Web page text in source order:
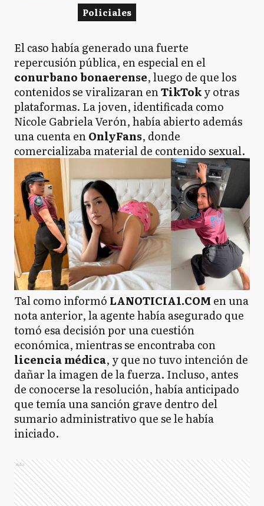
Policiales
El caso había generado una fuerte
repercusión pública, en especial en el
conurbano bonaerense, luego de que los
contenidos se viralizaran enTikToky otras
plataformas. La joven, identificada como
Nicole Gabriela Verón, había abierto además
una cuenta enOnlyFans, donde
comercializaba material de contenido sexual.
Tal como informó LANOTICIA1.COM en una
nota anterior, la agente había asegurado que
tomó esa decisión por una cuestión
económica, mientras se encontraba con
licencia médica, y que no tuvo intención de
dañar la imagen de la fuerza. Incluso, antes
de conocerse la resolución, había anticipado
que temía una sanción grave dentro del
sumario administrativo que se le había
iniciado.
Ads